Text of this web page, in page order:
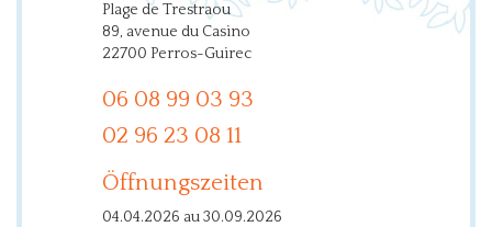
Plage de Trestraou
89, avenue du Casino
22700 Perros-Guirec
06 08 99 03 93
02 96 23 08 11
Öffnungszeiten
04.04.2026 au 30.09.2026